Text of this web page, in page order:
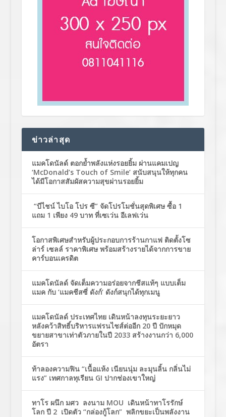
ข่าวล่าสุด
แมคโดนัลด์ ตอกย้ำพลังแห่งรอยยิ้ม ผ่านแคมเปญ
‘McDonald’s Touch of Smile’ สนับสนุนให้ทุกคน
ได้มีโอกาสสัมผัสความสุขผ่านรอยยิ้ม
“บีไชน์ ไบโอ โปร ซี” จัดโปรโมชั่นสุดพิเศษ ซื้อ 1
แถม 1 เพียง 49 บาท ที่เซเว่น อีเลฟเว่น
โอกาสพิเศษสำหรับผู้ประกอบการร้านกาแฟ ติดตั้งโซ
ล่าร์ เซลล์ ราคาพิเศษ พร้อมสร้างรายได้จากการขาย
คาร์บอนเครดิต
แมคโดนัลด์ จัดเต็มความอร่อยจากชีสแท้ๆ แบบเต็ม
แมค กับ ‘แมคชีสซี่ ดังก์’ ดังก์สนุกได้ทุกเมนู
แมคโดนัลด์ ประเทศไทย เดินหน้าลงทุนระยะยาว
หลังคว้าสิทธิ์บริหารแฟรนไชส์ต่ออีก 20 ปี ปักหมุด
ขยายสาขาเท่าตัวภายในปี 2033 สร้างงานกว่า 6,000
อัตรา
ท้าลองความฟิน “เนื้อแห้ง เนียนนุ่ม ละมุนลิ้น กลิ่นไม่
แรง” เทศกาลทุเรียน GI ปากช่องเขาใหญ่
ทาโร ผนึก มศว ลงนาม MOU เดินหน้าทาโรรักษ์
โลก ปี 2 เปิดตัว “กล่องกู้โลก” พลิกขยะเป็นพลังงาน